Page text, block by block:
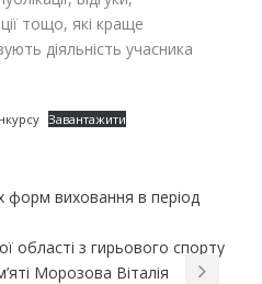
тощо, які краще
діяльність учасника
Завантажити
форм виховання в період
області з гирьового спорту
Морозова Віталія